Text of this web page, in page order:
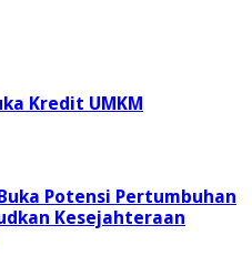
Kredit UMKM
Potensi Pertumbuhan
Kesejahteraan